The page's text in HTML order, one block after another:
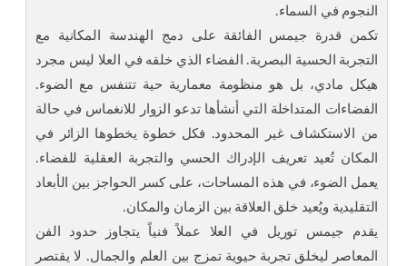
النجوم في السماء.
تكمن قدرة جيمس الفائقة على دمج الهندسة المكانية مع
التجربة الحسية البصرية. الفضاء الذي خلقه في العلا ليس مجرد
هيكل مادي، بل هو منظومة معمارية حية تتنفس مع الضوء.
الفضاءات المتداخلة التي أنشأها تدعو الزوار للانغماس في حالة
من الاستكشاف غير المحدود. فكل خطوة يخطوها الزائر في
المكان تُعيد تعريف الإدراك الحسي والتجربة العقلية للفضاء.
يعمل الضوء، في هذه المساحات، على كسر الحواجز بين الأبعاد
التقليدية ويُعيد خلق العلاقة بين الزمان والمكان.
يقدم جيمس توريل في العلا عملاً فنياً يتجاوز حدود الفن
المعاصر ليخلق تجربة حيوية تمزج بين العلم والجمال. لا يقتصر